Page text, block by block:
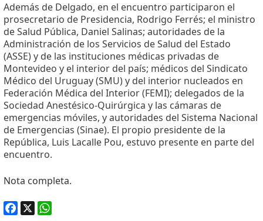
Además de Delgado, en el encuentro participaron el
prosecretario de Presidencia, Rodrigo Ferrés; el ministro
de Salud Pública, Daniel Salinas; autoridades de la
Administración de los Servicios de Salud del Estado
(ASSE) y de las instituciones médicas privadas de
Montevideo y el interior del país; médicos del Sindicato
Médico del Uruguay (SMU) y del interior nucleados en
Federación Médica del Interior (FEMI); delegados de la
Sociedad Anestésico-Quirúrgica y las cámaras de
emergencias móviles, y autoridades del Sistema Nacional
de Emergencias (Sinae). El propio presidente de la
República, Luis Lacalle Pou, estuvo presente en parte del
encuentro.
Nota completa.